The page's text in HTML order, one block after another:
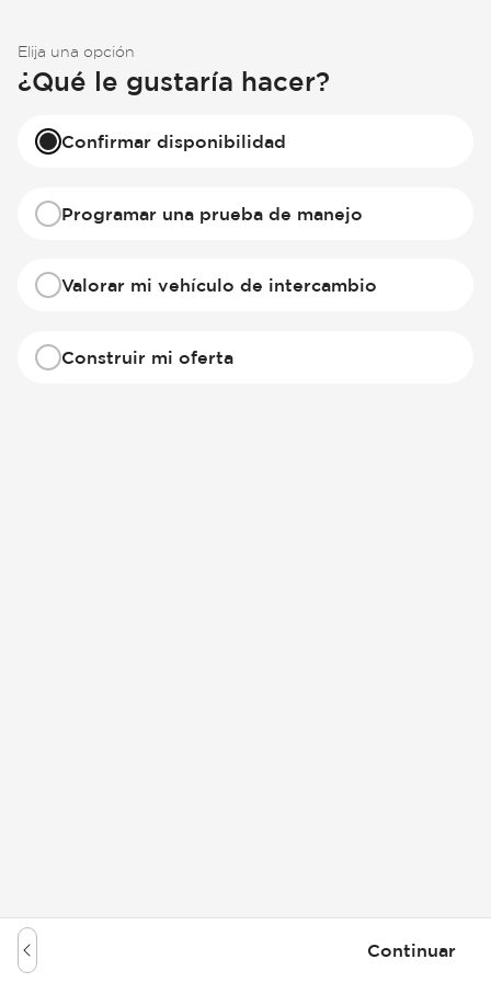
Elija una opción
¿Qué le gustaría hacer?
Confirmar disponibilidad
Programar una prueba de manejo
Valorar mi vehículo de intercambio
Construir mi oferta
Continuar